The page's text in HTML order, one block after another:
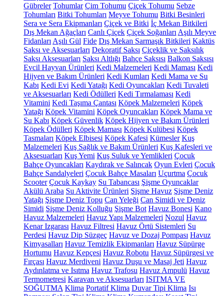
Gübreler Tohumlar Çim Tohumu Çiçek Tohumu Sebze
Tohumları Bitki Tohumları Meyve Tohumu Bitki Besinleri
Sera ve Sera Ekipmanları Çiçek ve Bitki İç Mekan Bitkileri
Dış Mekan Ağaçları Canlı Çiçek Çiçek Soğanları Aşılı Meyve
Fidanları Aşılı Gül Fide Dış Mekan Sarmaşık Bitkileri Kaktüs
Saksı ve Aksesuarları Dekoratif Saksı Çiçeklik ve Saksılık
Saksı Aksesuarları Saksı Altlığı Bahçe Saksısı Balkon Saksısı
Evcil Hayvan Ürünleri Kedi Malzemeleri Kedi Maması Kedi
Hijyen ve Bakım Ürünleri Kedi Kumları Kedi Mama ve Su
Kabı Kedi Evi Kedi Yatağı Kedi Oyuncakları Kedi Tuvaleti
ve Aksesuarları Kedi Ödülleri Kedi Tırmalaması Kedi
Vitamini Kedi Taşıma Çantası Köpek Malzemeleri Köpek
Yatağı Köpek Vitamini Köpek Oyuncakları Köpek Mama ve
Su Kabı Köpek Güvenlik Köpek Hijyen ve Bakım Ürünleri
Köpek Ödülleri Köpek Maması Köpek Kulübesi Köpek
Tasmaları Köpek Elbisesi Köpek Kafesi Kümesler Kuş
Malzemeleri Kuş Sağlık ve Bakım Ürünleri Kuş Kafesleri ve
Aksesuarları Kuş Yemi Kuş Suluk ve Yemlikleri Çocuk
Bahçe Oyuncakları Kaydırak ve Salıncak Oyun Evleri Çocuk
Bahçe Sandalyeleri Çocuk Bahçe Masaları Uçurtma Çocuk
Scooter Çocuk Kaykay Su Tabancası Şişme Oyuncaklar
Akülü Araba Su Aktivite Ürünleri Şişme Havuz Şişme Deniz
Yatağı Şişme Deniz Topu Can Yeleği Can Simidi ve Deniz
Simidi Şişme Deniz Kolluğu Şişme Bot Havuz Bonesi Kano
Havuz Malzemeleri Havuz Yapı Malzemeleri Nozul Havuz
Kenar Izgarası Havuz Filtresi Havuz Örtü Sistemleri Su
Perdesi Havuz Dip Süzgeç Havuz ve Dozaj Pompası Havuz
Kimyasalları Havuz Temizlik Ekipmanları Havuz Süpürge
Hortumu Havuz Kepçesi Havuz Robotu Havuz Süpürgesi ve
Fırçası Havuz Merdiveni Havuz Duşu ve Masaj Jeti Havuz
Aydınlatma ve Isıtma Havuz Trafosu Havuz Ampulü Havuz
Termometresi Karavan ve Aksesuarları ISITMA VE
SOĞUTMA Klima Portatif Klima Duvar Tipi Klima Isı